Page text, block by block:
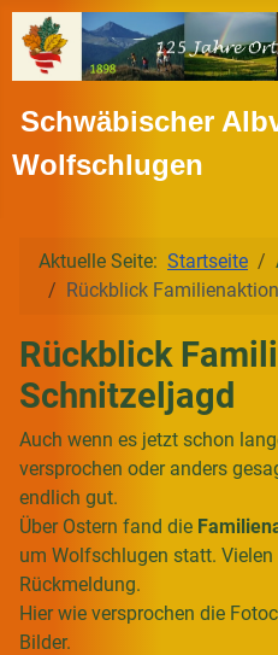
Schwäbischer
Wolfschlugen
Aktuelle Seite: Startseite
Rückblick
Rückblick
Schnitzeljagd
Auch wenn es jetzt schon
versprochen oder anders
endlich gut.
Über Ostern fand die
um Wolfschlugen statt.
Rückmeldung.
Hier wie versprochen die
Bilder.